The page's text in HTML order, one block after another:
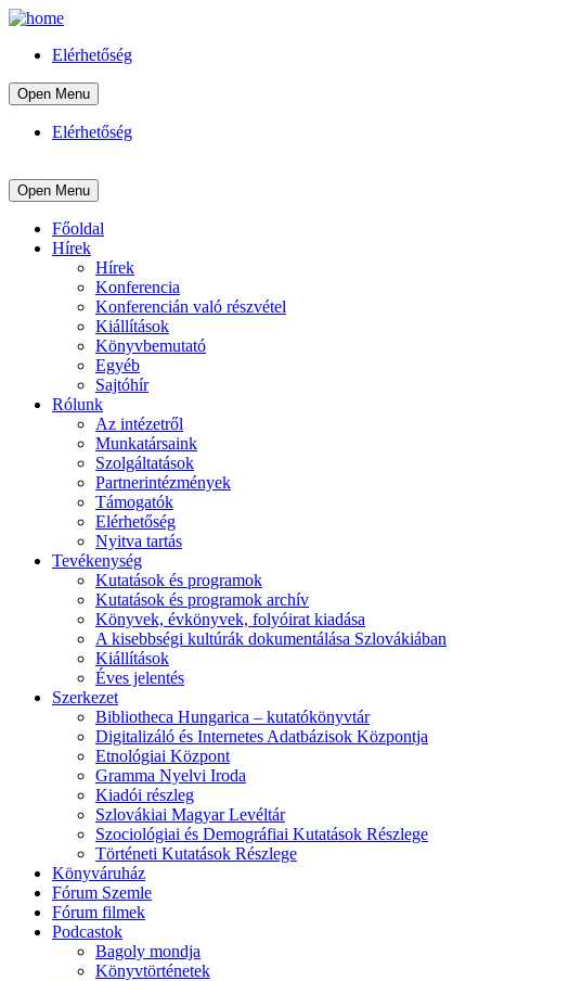
Elérhetőség
Open Menu
Elérhetőség
Open Menu
Főoldal
Hírek
Hírek
Konferencia
Konferencián való részvétel
Kiállítások
Könyvbemutató
Egyéb
Sajtóhír
Rólunk
Az intézetről
Munkatársaink
Szolgáltatások
Partnerintézmények
Támogatók
Elérhetőség
Nyitva tartás
Tevékenység
Kutatások és programok
Kutatások és programok archív
Könyvek, évkönyvek, folyóirat kiadása
A kisebbségi kultúrák dokumentálása Szlovákiában
Kiállítások
Éves jelentés
Szerkezet
Bibliotheca Hungarica – kutatókönyvtár
Digitalizáló és Internetes Adatbázisok Központja
Etnológiai Központ
Gramma Nyelvi Iroda
Kiadói részleg
Szlovákiai Magyar Levéltár
Szociológiai és Demográfiai Kutatások Részlege
Történeti Kutatások Részlege
Könyváruház
Fórum Szemle
Fórum filmek
Podcastok
Bagoly mondja
Könyvtörténetek